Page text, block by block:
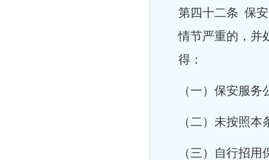
第四十二条 保
情节严重的，并
得：
（一）保安服
（二）未按照
（三）自行招